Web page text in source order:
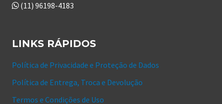
(11) 96198-4183
LINKS RÁPIDOS
Política de Privacidade e Proteção de Dados
Política de Entrega, Troca e Devolução
Termos e Condições de Uso